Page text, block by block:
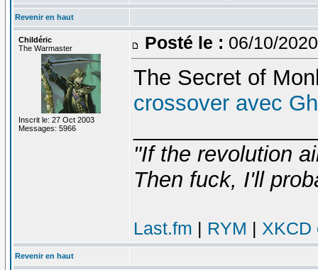
Revenir en haut
Childéric
The Warmaster
Inscrit le: 27 Oct 2003
Messages: 5966
Posté le : 06/10/
The Secret of
crossover avec
"If the revolution
Then fuck, I'll
Last.fm | RYM | XKCD
Revenir en haut